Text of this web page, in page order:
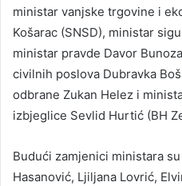
ministar vanjske trgovine i
Košarac (SNSD), ministar
ministar pravde Davor
civilnih poslova Dubravka
odbrane Zukan Helez i
izbjeglice Sevlid Hurtić (BH
Budući zamjenici ministara
Hasanović, Ljiljana Lovrić,